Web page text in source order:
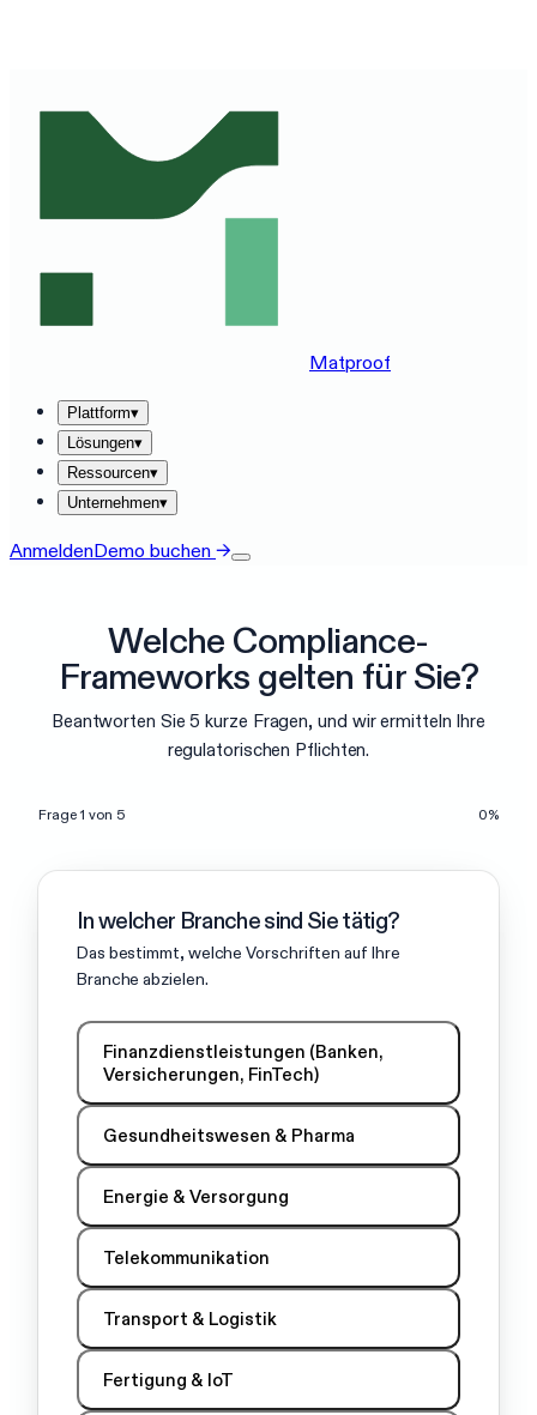
Matproof
Plattform▾
Lösungen▾
Ressourcen▾
Unternehmen▾
AnmeldenDemo buchen →
Welche Compliance-
Frameworks gelten für Sie?
Beantworten Sie 5 kurze Fragen, und wir ermitteln Ihre
regulatorischen Pflichten.
Frage 1 von 5 0%
In welcher Branche sind Sie tätig?
Das bestimmt, welche Vorschriften auf Ihre
Branche abzielen.
Finanzdienstleistungen (Banken,
Versicherungen, FinTech)
Gesundheitswesen & Pharma
Energie & Versorgung
Telekommunikation
Transport & Logistik
Fertigung & IoT